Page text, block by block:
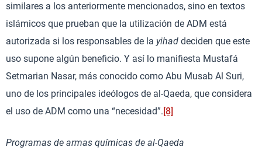
similares a los anteriormente mencionados, sino en textos
islámicos que prueban que la utilización de ADM está
autorizada si los responsables de la yihad deciden que este
uso supone algún beneficio. Y así lo manifiesta Mustafá
Setmarian Nasar, más conocido como Abu Musab Al Suri,
uno de los principales ideólogos de al-Qaeda, que considera
el uso de ADM como una “necesidad”. [8]
Programas de armas químicas de al-Qaeda